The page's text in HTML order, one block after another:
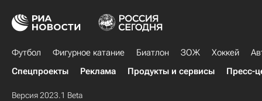
Футбол Фигурное катание Биатлон ЗОЖ Хоккей
Спецпроекты
Реклама Продукты и сервисы Пресс-
Версия 2023.1 Beta